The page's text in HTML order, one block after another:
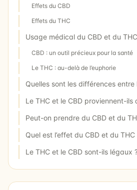
Effets du CBD
Effets du THC
Usage médical du CBD et du THC
CBD : un outil précieux pour la santé
Le THC : au-delà de l’euphorie
Quelles sont les différences entre
Le THC et le CBD proviennent-ils
Peut-on prendre du CBD et du
Quel est l’effet du CBD et du THC
Le THC et le CBD sont-ils légaux